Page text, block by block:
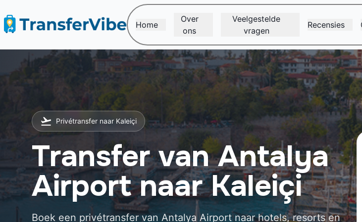
Home
Over
ons
Veelgestelde
vragen
Recensies
Privétransfer naar Kaleiçi
Transfer van Antalya
Airport naar Kaleiçi
Boek een privétransfer van Antalya Airport naar hotels, resorts en